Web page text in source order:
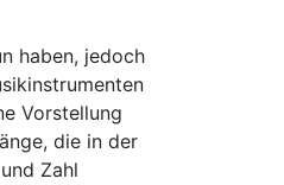
haben, jedoch
Vorstellung
die in der
Zahl